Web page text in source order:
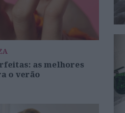
as melhores
o verão